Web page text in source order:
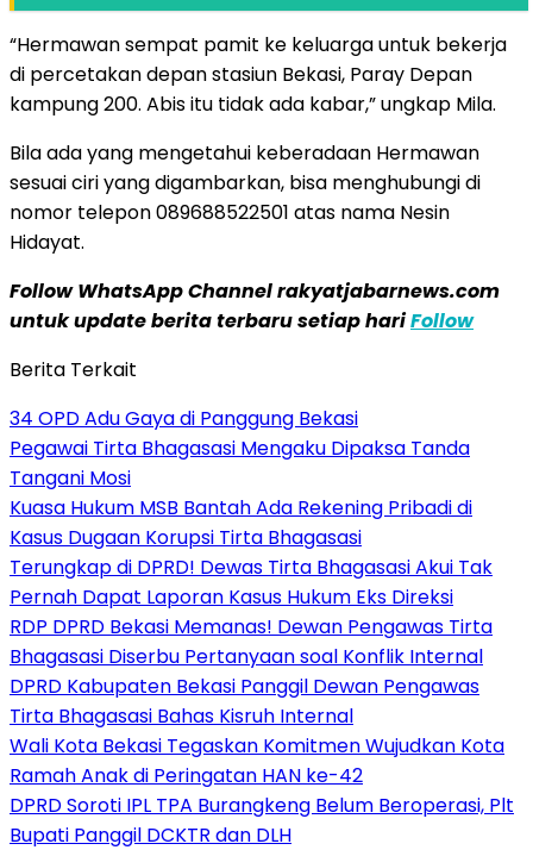
“Hermawan sempat pamit ke keluarga untuk bekerja
di percetakan depan stasiun Bekasi, Paray Depan
kampung 200. Abis itu tidak ada kabar,” ungkap Mila.
Bila ada yang mengetahui keberadaan Hermawan
sesuai ciri yang digambarkan, bisa menghubungi di
nomor telepon 089688522501 atas nama Nesin
Hidayat.
Follow WhatsApp Channel rakyatjabarnews.com
untuk update berita terbaru setiap hariFollow
Berita Terkait
34 OPD Adu Gaya di Panggung Bekasi
Pegawai Tirta Bhagasasi Mengaku Dipaksa Tanda
Tangani Mosi
Kuasa Hukum MSB Bantah Ada Rekening Pribadi di
Kasus Dugaan Korupsi Tirta Bhagasasi
Terungkap di DPRD! Dewas Tirta Bhagasasi Akui Tak
Pernah Dapat Laporan Kasus Hukum Eks Direksi
RDP DPRD Bekasi Memanas! Dewan Pengawas Tirta
Bhagasasi Diserbu Pertanyaan soal Konflik Internal
DPRD Kabupaten Bekasi Panggil Dewan Pengawas
Tirta Bhagasasi Bahas Kisruh Internal
Wali Kota Bekasi Tegaskan Komitmen Wujudkan Kota
Ramah Anak di Peringatan HAN ke-42
DPRD Soroti IPL TPA Burangkeng Belum Beroperasi, Plt
Bupati Panggil DCKTR dan DLH